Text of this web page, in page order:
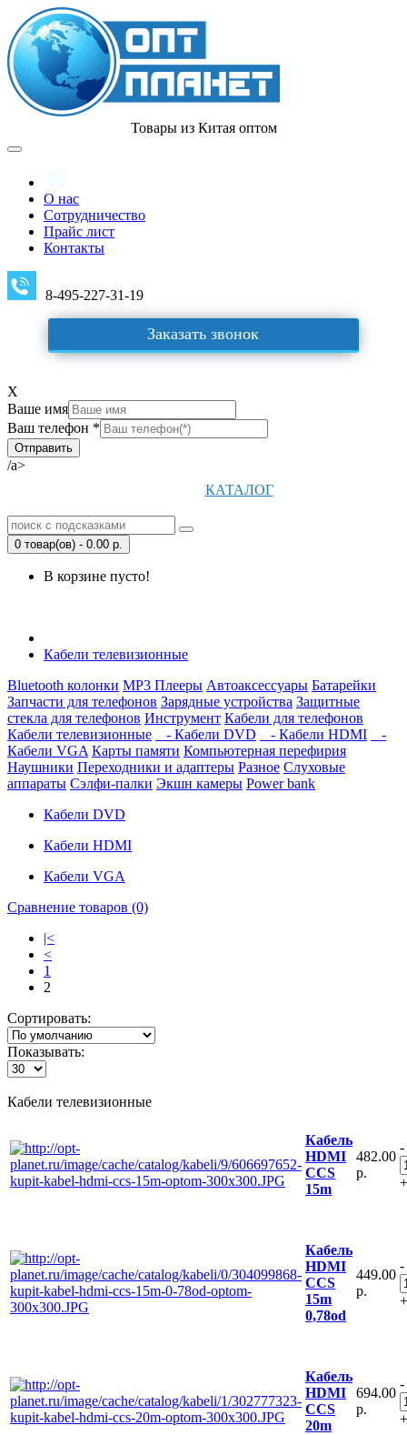
Товары из Китая оптом
О нас
Сотрудничество
Прайс лист
Контакты
8-495-227-31-19
Заказать звонок
X
Ваше имя
Ваш телефон *
/a>
КАТАЛОГ
0 товар(ов) - 0.00 р.
В корзине пусто!
Кабели телевизионные
Bluetooth колонки MP3 Плееры Автоаксессуары Батарейки
Запчасти для телефонов Зарядные устройства Защитные
стекла для телефонов Инструмент Кабели для телефонов
Кабели телевизионные
- Кабели DVD - Кабели HDMI
-
Кабели VGA Карты памяти Компьютерная перефирия
Наушники Переходники и адаптеры Разное Слуховые
аппараты Сэлфи-палки Экшн камеры Power bank
Кабели DVD
Кабели HDMI
Кабели VGA
Сравнение товаров (0)
|<
<
1
2
Сортировать:
Показывать:
Кабели телевизионные
Кабель
HDMI
CCS
15m
482.00
р.
-
+
Кабель
HDMI
CCS
15m
0,78od
449.00
р.
-
+
Кабель
HDMI
CCS
20m
694.00
р.
-
+